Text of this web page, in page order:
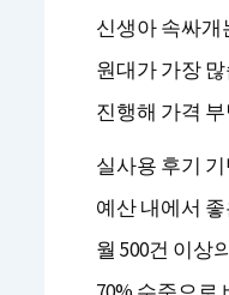
신생아 속싸개
원대가 가장
진행해 가격
실사용 후기
예산 내에서
월 500건 이상